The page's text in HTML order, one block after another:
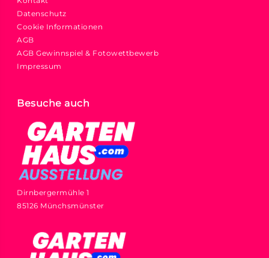
Datenschutz
Cookie Informationen
AGB
AGB Gewinnspiel & Fotowettbewerb
Impressum
Besuche auch
Dirnbergermühle 1
85126 Münchsmünster